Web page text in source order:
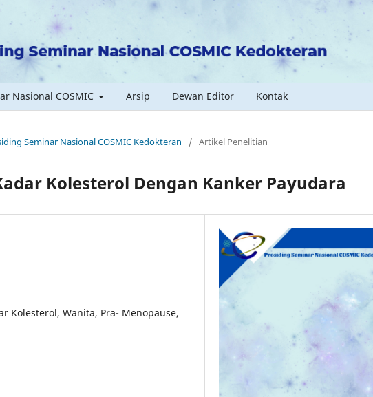
Nasional COSMIC Arsip Dewan Editor Kontak
Seminar Nasional COSMIC Kedokteran / Artikel Penelitian
Kolesterol Dengan Kanker Payudara
Kolesterol, Wanita, Pra- Menopause,